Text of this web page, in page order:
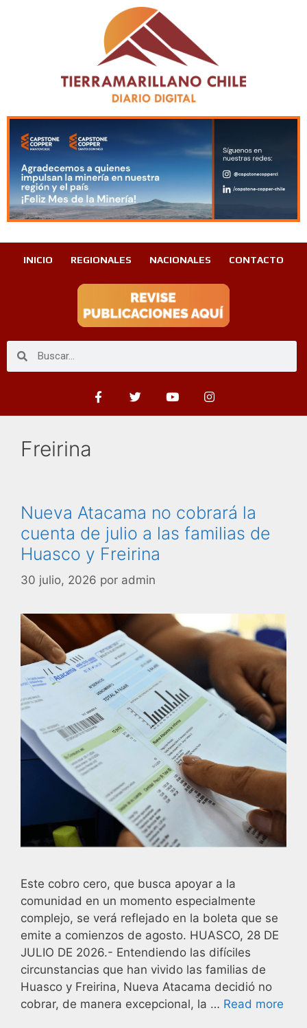
INICIO REGIONALES NACIONALES CONTACTO
Freirina
Nueva Atacama no cobrará la
cuenta de julio a las familias de
Huasco y Freirina
30 julio, 2026 por admin
Este cobro cero, que busca apoyar a la
comunidad en un momento especialmente
complejo, se verá reflejado en la boleta que se
emite a comienzos de agosto. HUASCO, 28 DE
JULIO DE 2026.- Entendiendo las difíciles
circunstancias que han vivido las familias de
Huasco y Freirina, Nueva Atacama decidió no
cobrar, de manera excepcional, la … Read more